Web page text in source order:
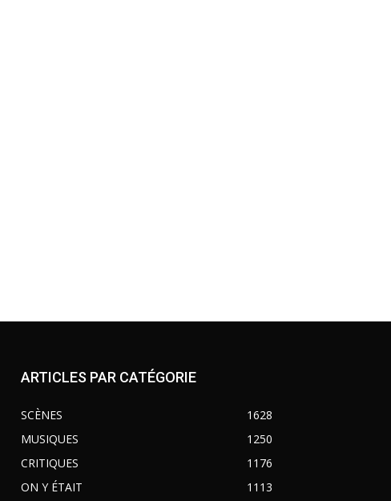
ARTICLES PAR CATÉGORIE
SCÈNES
1628
MUSIQUES
1250
CRITIQUES
1176
ON Y ÉTAIT
1113